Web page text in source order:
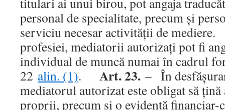
personal de specialitate, precum şi
serviciu necesar activităţii de
profesiei, mediatorii autorizaţi pot fi
individual de muncă numai în cadrul
22 alin. (1). Art. 23. – În
mediatorul autorizat este obligat să
proprii, precum şi o evidenţă